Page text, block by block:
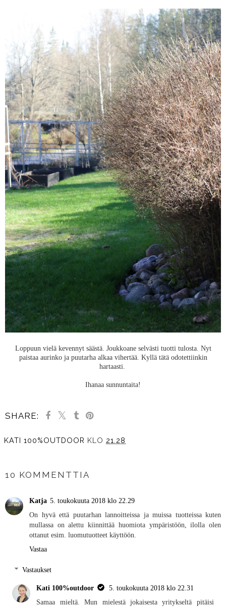
Loppuun vielä kevennyt säästä. Joukkoane selvästi tuotti tulosta. Nyt
paistaa aurinko ja puutarha alkaa vihertää. Kyllä tätä odotettiinkin
hartaasti.
Ihanaa sunnuntaita!
SHARE:
KATI 100%OUTDOOR KLO 21.28
10 KOMMENTTIA
Katja 5. toukokuuta 2018 klo 22.29
On hyvä että puutarhan lannoitteissa ja muissa tuotteissa kuten
mullassa on alettu kiinnittää huomiota ympäristöön, ilolla olen
ottanut esim. luomutuotteet käyttöön.
Vastaa
Vastaukset
Kati 100%outdoor
5. toukokuuta 2018 klo 22.31
Samaa mieltä. Mun mielestä jokaisesta yritykseltä pitäisi